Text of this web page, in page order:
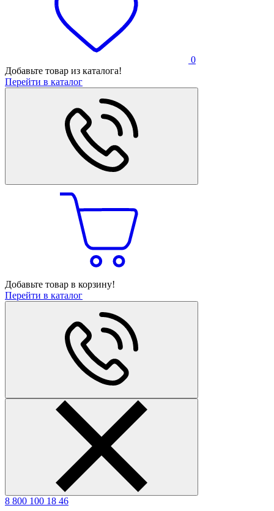
0
Добавьте товар из каталога!
Перейти в каталог
Добавьте товар в корзину!
Перейти в каталог
8 800 100 18 46